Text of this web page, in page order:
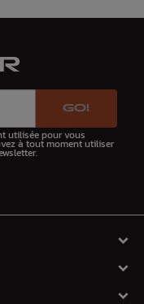
GO!
utilisée pour vous
à tout moment utiliser